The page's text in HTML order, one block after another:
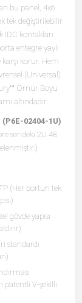
bu panel, 4x6
tek değiştirilebilir
IDC kontakları
entegre yaylı
korur. Hem
(Universal)
Ömür Boyu
altındadır.
02404-1U)
serideki 2U 48
(Her portun tek
gövde yapısı
standardı
patentli V-şekilli